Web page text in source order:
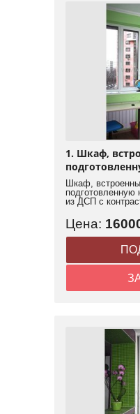
1. Шкаф,
Шкаф,
из ДСП с
Цена: